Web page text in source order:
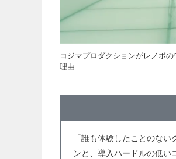
コジマプロダクションがレノボ
理由
「誰も体験したことのな
ンと、導入ハードルの低い